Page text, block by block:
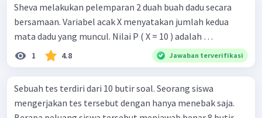
Sheva melakukan pelemparan 2 duah buah dadu secara
bersamaan. Variabel acak X menyatakan jumlah kedua
mata dadu yang muncul. Nilai P ( X = 10 ) adalah …
1 4.8 Jawaban terverifikasi
Sebuah tes terdiri dari 10 butir soal. Seorang siswa
mengerjakan tes tersebut dengan hanya menebak saja.